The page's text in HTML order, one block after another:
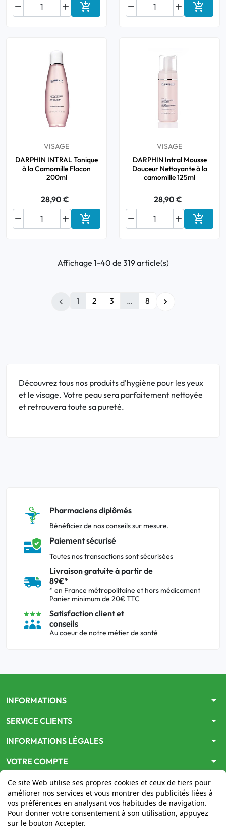

 Ajouter au panier

 
VISAGE
DARPHIN INTRAL Tonique
à la Camomille Flacon
200ml
28,90 €

 Ajouter au panier
VISAGE
DARPHIN Intral Mousse
Douceur Nettoyante à la
camomille 125ml
28,90 €

 
Affichage 1-40 de 319 article(s)
 1 2 3 … 8 
Découvrez tous nos produits d'hygiène pour les yeux
et le visage. Votre peau sera parfaitement nettoyée
et retrouvera toute sa pureté.
Pharmaciens diplômés
Bénéficiez de nos conseils sur mesure.
Paiement sécurisé
Toutes nos transactions sont sécurisées
Livraison gratuite à partir de
89€*
* en France métropolitaine et hors médicament
Panier minimum de 20€ TTC
Satisfaction client et
conseils
Au coeur de notre métier de santé
INFORMATIONS arrow_drop_down
SERVICE CLIENTS arrow_drop_down
INFORMATIONS LÉGALES arrow_drop_down
VOTRE COMPTE arrow_drop_down
Ce site Web utilise ses propres cookies et ceux de tiers pour
améliorer nos services et vous montrer des publicités liées à
vos préférences en analysant vos habitudes de navigation.
Pour donner votre consentement à son utilisation, appuyez
sur le bouton Accepter.